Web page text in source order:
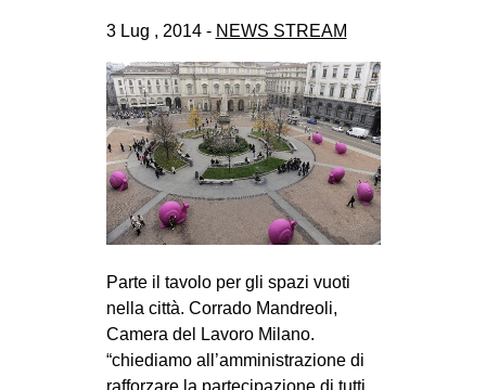
3 Lug , 2014 - NEWS STREAM
Parte il tavolo per gli spazi vuoti
nella città. Corrado Mandreoli,
Camera del Lavoro Milano.
“chiediamo all’amministrazione di
rafforzare la partecipazione di tutti,